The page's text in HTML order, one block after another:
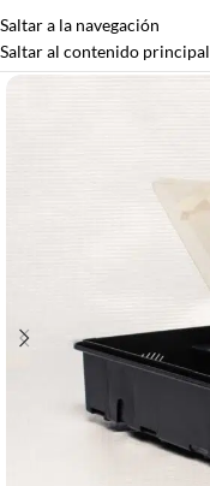
Saltar a la navegación
Saltar al contenido principal